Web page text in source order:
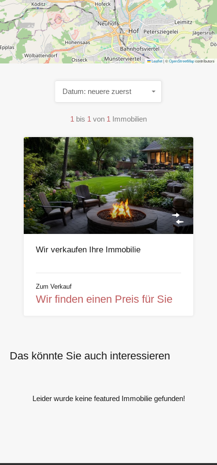
Leaflet|©OpenStreetMapcontributors
1 bis 1 von 1 Immobilien
Datum: neuere zuerst
Wir verkaufen Ihre Immobilie
Zum Verkauf
Wir finden einen Preis für Sie
Das könnte Sie auch interessieren
Leider wurde keine featured Immobilie gefunden!